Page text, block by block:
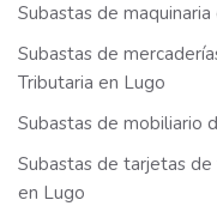
Subastas de
Subastas de
Tributaria en Lugo
Subastas de mobiliario
Subastas de tarjetas
en Lugo